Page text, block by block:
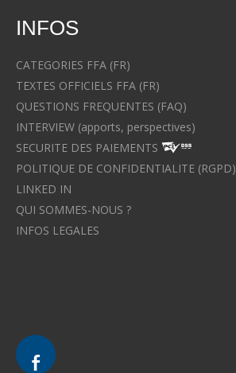
INFOS
CATEGORIES FFA (FR)
TEXTES OFFICIELS FFA (FR)
QUESTIONS FREQUENTES (FAQ)
INTERVIEW (apports, perspectives)
SECURITE DES PAIEMENTS
POLITIQUE DE CONFIDENTIALITE (RGPD)
LINKED IN
QUI SOMMES-NOUS ?
INFOS LEGALES